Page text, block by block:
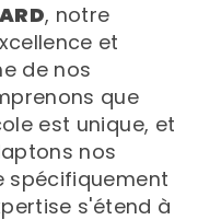
, notre
et
de nos
que
est unique, et
nos
spécifiquement
s'étend à